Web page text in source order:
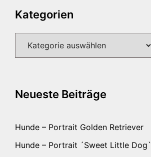
Kategorien
Neueste Beiträge
Hunde – Portrait Golden Retriever
Hunde – Portrait ´Sweet Little Dog`